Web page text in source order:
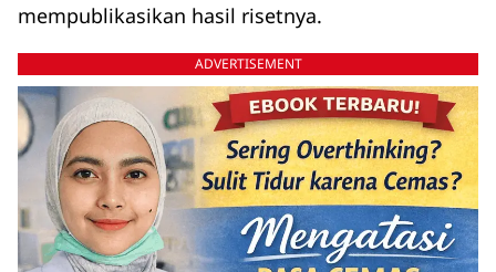
mempublikasikan hasil risetnya.
ADVERTISEMENT